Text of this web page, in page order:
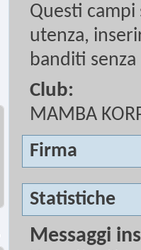
Questi
utenza,
banditi
Club:
MAMBA
Firma
Statistiche
Messaggi